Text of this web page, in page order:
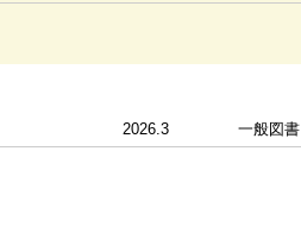
2026.3 一般図書